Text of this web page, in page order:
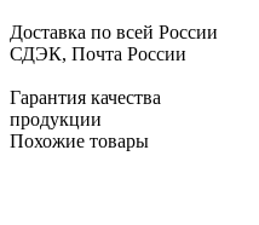
Доставка по всей России
СДЭК, Почта России
Гарантия качества
продукции
Похожие товары